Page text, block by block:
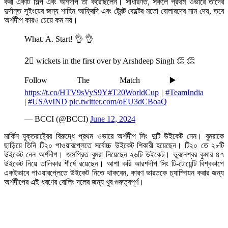
দুর্দান্ত সুইংয়ের জন্য শাহিন আফ্রিদি এবং ট্রেন্ট বোল্টের মতো বোলারদের নাম দেয়, তবে
অর্শদীপ কারও চেয়ে কম নয়।
What. A. Start! 👌 👌
2⃣ wickets in the first over by Arshdeep Singh 👏 👏
Follow The Match ▶️
https://t.co/HTV9sVyS9Y#T20WorldCup | #TeamIndia
| #USAvIND pic.twitter.com/oEU3dCBoaQ
— BCCI (@BCCI) June 12, 2024
মার্কিন যুক্তরাষ্ট্রের বিরুদ্ধে প্রথম ওভারে অর্শদীপ সিং দুটি উইকেট নেন। বুমরাকে
ছাড়িয়ে তিনি টি২০ পাওয়ারপ্লেতে সর্বোচ্চ উইকেট শিকারী হয়েছেন। টি২০ তে ২৮টি
উইকেট নেন অর্শদীপ। জসপ্রিত বুমরা নিয়েছেন ২৬টি উইকেট। ভুবনেশ্বর কুমার ৪৭
উইকেট নিয়ে তালিকার শীর্ষে রয়েছেন। আশা করি আরশদীপ সিং টি-টোয়েন্টি বিশ্বকাপে
একইভাবে পাওয়ারপ্লেতে উইকেট নিতে থাকবেন, কারণ ভারতকে চ্যাম্পিয়ন করার জন্য
অর্শদীপের এই ধরণের বোলিং দলের জন্য খুব গুরুত্বপূর্ণ।